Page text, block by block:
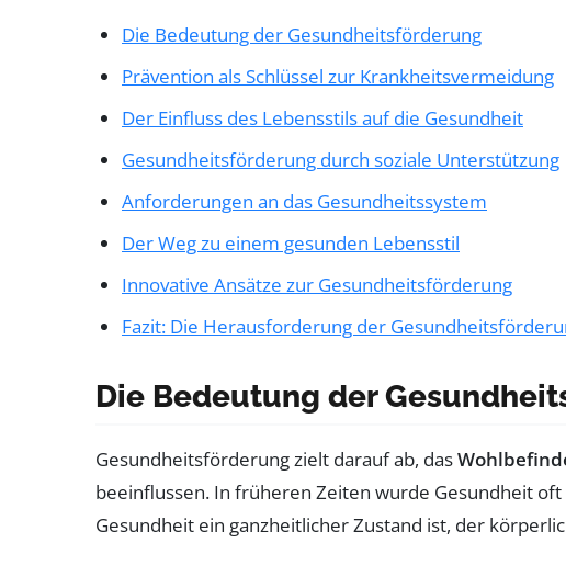
Die Bedeutung der Gesundheitsförderung
Prävention als Schlüssel zur Krankheitsvermeidung
Der Einfluss des Lebensstils auf die Gesundheit
Gesundheitsförderung durch soziale Unterstützung
Anforderungen an das Gesundheitssystem
Der Weg zu einem gesunden Lebensstil
Innovative Ansätze zur Gesundheitsförderung
Fazit: Die Herausforderung der
Die Bedeutung der
Gesundheitsförderung zielt darauf ab, das
beeinflussen. In früheren Zeiten wurde Gesundheit
Gesundheit ein ganzheitlicher Zustand ist, der